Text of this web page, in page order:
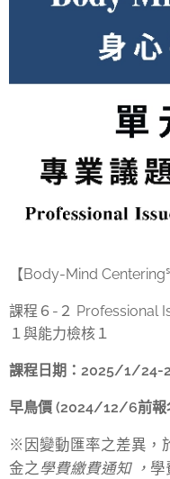
【Body-Mind
課程６-２ Professional
１與能力檢核１
課程日期：2025/1/24-
早鳥價 (2024/12/6前
※ 因變動匯率之差異，
金之學費繳費通知 ， 學